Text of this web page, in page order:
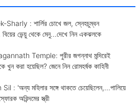
: শার্লির চোখে জল, স্নেহচুম্বন
ভেন্য়ু থেকে মেনু...দেখে নিন একঝলকে
Temple: পুরীর জগন্নাথ মন্দিরেই
খুন করা হয়েছিল? জেনে নিন রোমহর্ষক কাহিনী
: 'অন্য মহিলার সঙ্গে থাকতে চেয়েছিলেন,...পালিয়ে
অরিন্দমের স্ত্রী